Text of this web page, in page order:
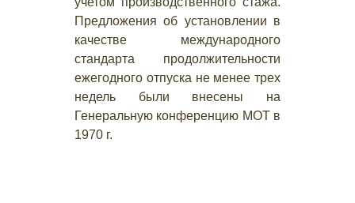
Предложения об установлении в
качестве международного
стандарта продолжительности
ежегодного отпуска не менее трех
недель были внесены на
Генеральную конференцию МОТ в
1970 г.